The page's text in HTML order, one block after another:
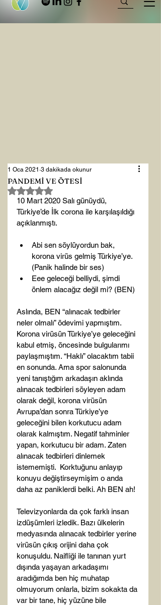
PANDEMİ VE ÖTESİ
1 Oca 2021 3 dakikada okunur
5 üzerinden NaN yıldız
10 Mart 2020 Salı günüydü,
Türkiye’de İlk corona ile karşılaşıldığı
Abi sen söylüyordun bak,
korona virüs gelmiş Türkiye’ye.
(Panik halinde bir ses)
Eee geleceği belliydi, şimdi
önlem alacağız değil mi? (BEN)
Aslında, BEN “alınacak tedbirler
neler olmalı” ödevimi yapmıştım.
Korona virüsün Türkiye’ye geleceğini
kabul etmiş, öncesinde bulgularımı
paylaşmıştım. “Haklı” olacaktım tabii
en sonunda. Ama spor salonunda
yeni tanıştığım arkadaşın aklında
alınacak tedbirleri söyleyen adam
olarak değil, korona virüsün
Avrupa’dan sonra Türkiye’ye
geleceğini bilen korkutucu adam
olarak kalmıştım. Negatif tahminler
yapan, korkutucu bir adam. Zaten
alınacak tedbirleri dinlemek
istememişti.  Korktuğunu anlayıp
konuyu değiştirseymişim o anda
daha az paniklerdi belki. Ah BEN ah!
Televizyonlarda da çok farklı insan
izdüşümleri izledik. Bazı ülkelerin
medyasında alınacak tedbirler yerine
virüsün çıkış orijini daha çok
konuşuldu. Naifliği ile tanınan yurt
dışında yaşayan arkadaşımı
aradığımda ben hiç muhatap
olmuyorum onlarla, bizim sokakta da
var bir tane, hiç yüzüne bile